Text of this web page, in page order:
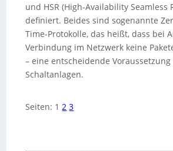
und HSR (High-Availability Seamless
definiert. Beides sind sogenannte
Time-Protokolle, das heißt, dass bei
Verbindung im Netzwerk keine
– eine entscheidende Voraussetzung
Schaltanlagen.
Seiten: 1 2 3